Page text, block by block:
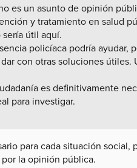
es un asunto de opinión
y tratamiento en salud
útil aquí.
policíaca podría ayudar,
con otras soluciones
es definitivamente
para investigar.
para cada situación
la opinión pública.